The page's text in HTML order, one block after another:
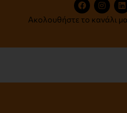
Ακολουθήστε το κανάλι